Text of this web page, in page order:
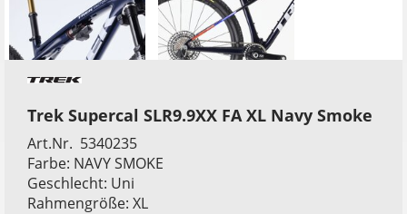
Trek Supercal SLR9.9XX FA XL Navy Smoke
Art.Nr. 5340235
Farbe: NAVY SMOKE
Geschlecht: Uni
Rahmengröße: XL